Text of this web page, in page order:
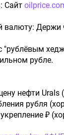
Сайт
валюту: Держи
"рублёвым
рубле.
нефти Urals
рубля
₽